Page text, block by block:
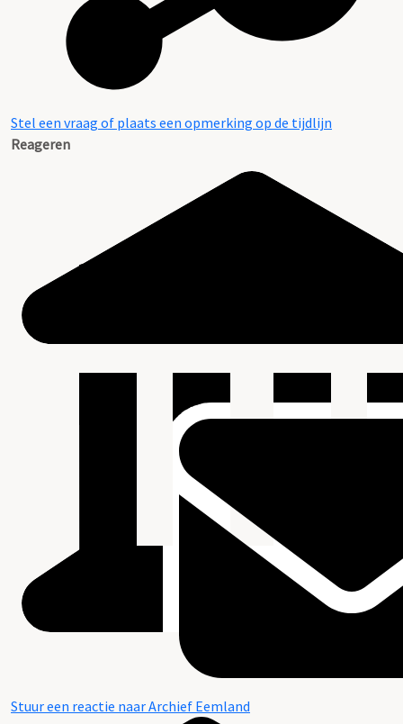
Stel een vraag of plaats een opmerking op de tijdlijn
Reageren
Stuur een reactie naar Archief Eemland